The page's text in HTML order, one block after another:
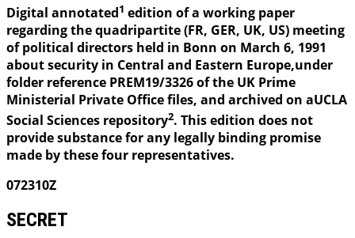
Digital annotated1 edition of a working paper
regarding the quadripartite (FR, GER, UK, US) meeting
of political directors held in Bonn on March 6, 1991
about security in Central and Eastern Europe,under
folder reference PREM19/3326 of the UK Prime
Ministerial Private Office files, and archived on aUCLA
Social Sciences repository2. This edition does not
provide substance for any legally binding promise
made by these four representatives.
072310Z
SECRET